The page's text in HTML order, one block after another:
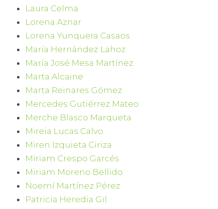
Laura Celma
Lorena Aznar
Lorena Yunquera Casaos
María Hernández Lahoz
María José Mesa Martínez
Marta Alcaine
Marta Reinares Gómez
Mercedes Gutiérrez Mateo
Merche Blasco Marqueta
Mireia Lucas Calvo
Miren Izquieta Ciriza
Miriam Crespo Garcés
Miriam Moreno Bellido
Noemí Martínez Pérez
Patricia Heredia Gil